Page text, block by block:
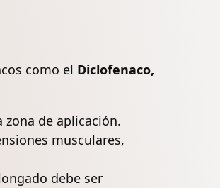
como el Diclofenaco,
de aplicación.
musculares,
debe ser